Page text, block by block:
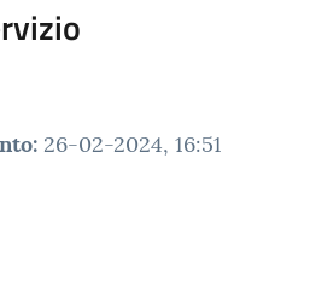
: 26-02-2024, 16:51